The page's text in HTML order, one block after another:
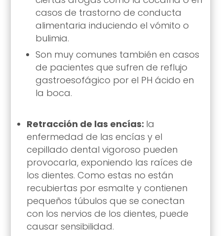
casos de trastorno de conducta
alimentaria induciendo el vómito o
bulimia.
Son muy comunes también en casos
de pacientes que sufren de reflujo
gastroesofágico por el PH ácido en
la boca.
Retracción de las encías: la
enfermedad de las encías y el
cepillado dental vigoroso pueden
provocarla, exponiendo las raíces de
los dientes. Como estas no están
recubiertas por esmalte y contienen
pequeños túbulos que se conectan
con los nervios de los dientes, puede
causar sensibilidad.